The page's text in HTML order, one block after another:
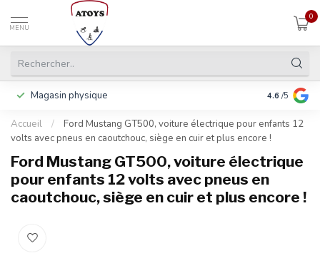
MENU
0
Magasin physique Y compris
4.6 /5
Accueil /
Ford Mustang GT500, voiture électrique pour enfants 12
volts avec pneus en caoutchouc, siège en cuir et plus encore !
Ford Mustang GT500, voiture électrique
pour enfants 12 volts avec pneus en
caoutchouc, siège en cuir et plus encore !